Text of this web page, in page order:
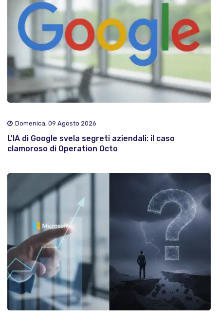
Domenica, 09 Agosto 2026
L'IA di Google svela segreti aziendali: il caso
clamoroso di Operation Octo